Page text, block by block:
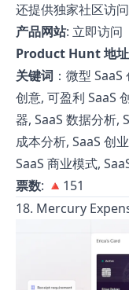
还提供独家社区访问
产品网站: 立即访问
Product Hunt 地址
关键词 ：微型
创意, 可盈利 SaaS
器, SaaS 数据分析,
成本分析, SaaS 创
SaaS 商业模式,
票数: 🔺151
18. Mercury